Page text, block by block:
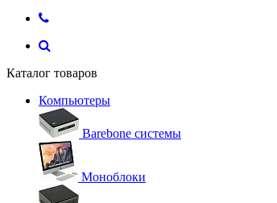
Каталог товаров
Компьютеры
Barebone системы
Моноблоки